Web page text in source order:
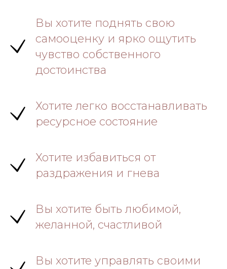
Вы хотите поднять свою
самооценку и ярко ощутить
чувство собственного
достоинства
Хотите легко восстанавливать
ресурсное состояние
Хотите избавиться от
раздражения и гнева
Вы хотите быть любимой,
желанной, счастливой
Вы хотите управлять своими